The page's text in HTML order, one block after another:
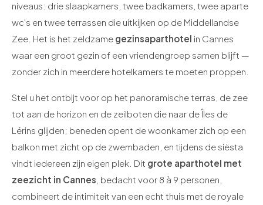
niveaus: drie slaapkamers, twee badkamers, twee aparte
wc's en twee terrassen die uitkijken op de Middellandse
Zee. Het is het zeldzame gezinsaparthotel in Cannes
waar een groot gezin of een vriendengroep samen blijft —
zonder zich in meerdere hotelkamers te moeten proppen.
Stel u het ontbijt voor op het panoramische terras, de zee
tot aan de horizon en de zeilboten die naar de Îles de
Lérins glijden; beneden opent de woonkamer zich op een
balkon met zicht op de zwembaden, en tijdens de siësta
vindt iedereen zijn eigen plek. Dit grote aparthotel met
zeezicht in Cannes , bedacht voor 8 à 9 personen,
combineert de intimiteit van een echt thuis met de royale